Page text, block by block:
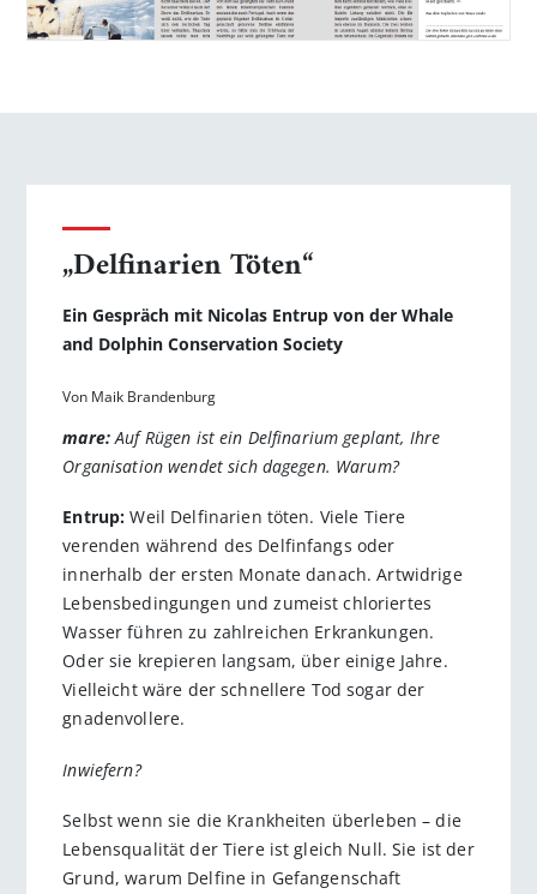
„Delfinarien Töten“
Ein Gespräch mit Nicolas Entrup von der Whale
and Dolphin Conservation Society
Von Maik Brandenburg
mare:Auf Rügen ist ein Delfinarium geplant, Ihre
Organisation wendet sich dagegen. Warum?
Entrup: Weil Delfinarien töten. Viele Tiere
verenden während des Delfinfangs oder
innerhalb der ersten Monate danach. Artwidrige
Lebensbedingungen und zumeist chloriertes
Wasser führen zu zahlreichen Erkrankungen.
Oder sie krepieren langsam, über einige Jahre.
Vielleicht wäre der schnellere Tod sogar der
gnadenvollere.
Inwiefern?
Selbst wenn sie die Krankheiten überleben – die
Lebensqualität der Tiere ist gleich Null. Sie ist der
Grund, warum Delfine in Gefangenschaft